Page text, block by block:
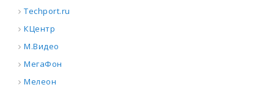
Techport.ru
КЦентр
М.Видео
МегаФон
Мелеон